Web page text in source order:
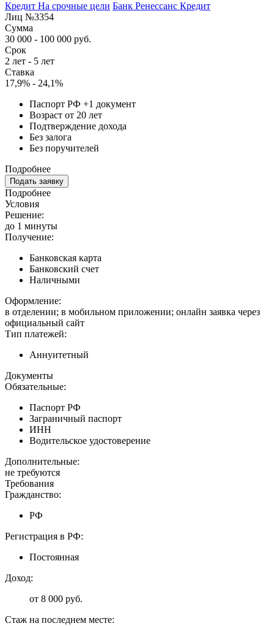
Кредит На срочные цели Банк Ренессанс Кредит
Лиц №3354
Сумма
30 000 - 100 000 руб.
Срок
2 лет - 5 лет
Ставка
17,9% - 24,1%
Паспорт РФ +1 документ
Возраст от 20 лет
Подтверждение дохода
Без залога
Без поручителей
Подробнее
Подать заявку
Подробнее
Условия
Решение:
до 1 минуты
Получение:
Банковская карта
Банковский счет
Наличными
Оформление:
в отделении; в мобильном приложении; онлайн заявка через
официальный сайт
Тип платежей:
Аннуитетный
Документы
Обязательные:
Паспорт РФ
Заграничный паспорт
ИНН
Водительское удостоверение
Дополнительные:
не требуются
Требования
Гражданство:
РФ
Регистрация в РФ:
Постоянная
Доход:
от 8 000 руб.
Стаж на последнем месте: